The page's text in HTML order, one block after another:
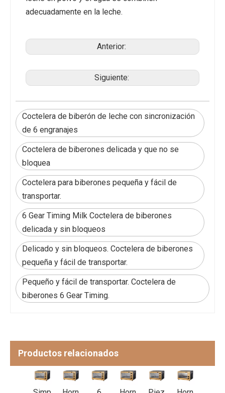
adecuadamente en la leche.
Anterior:
Siguiente:
Coctelera de biberón de leche con sincronización
de 6 engranajes
Coctelera de biberones delicada y que no se
bloquea
Coctelera para biberones pequeña y fácil de
transportar.
6 Gear Timing Milk Coctelera de biberones
delicada y sin bloqueos
Delicado y sin bloqueos. Coctelera de biberones
pequeña y fácil de transportar.
Pequeño y fácil de transportar. Coctelera de
biberones 6 Gear Timing.
Productos relacionados